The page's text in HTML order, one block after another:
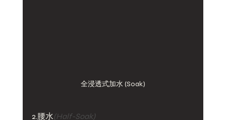
全浸透式加水 (Soak)
2.腰水(Half-Soak)